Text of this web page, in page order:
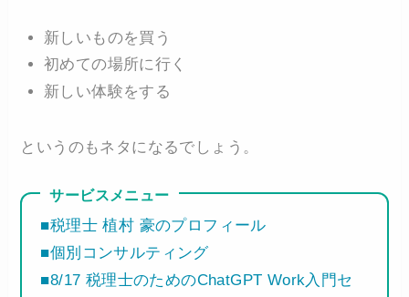
新しいものを買う
初めての場所に行く
新しい体験をする
というのもネタになるでしょう。
サービスメニュー
■税理士 植村 豪のプロフィール
■個別コンサルティング
■8/17 税理士のためのChatGPT Work入門セ